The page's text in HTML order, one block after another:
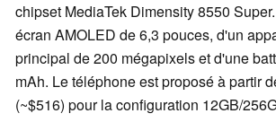
chipset MediaTek Dimensity 8550
écran AMOLED de 6,3 pouces, d'un
principal de 200 mégapixels et d'une
mAh. Le téléphone est proposé à partir
(~$516) pour la configuration 12GB/